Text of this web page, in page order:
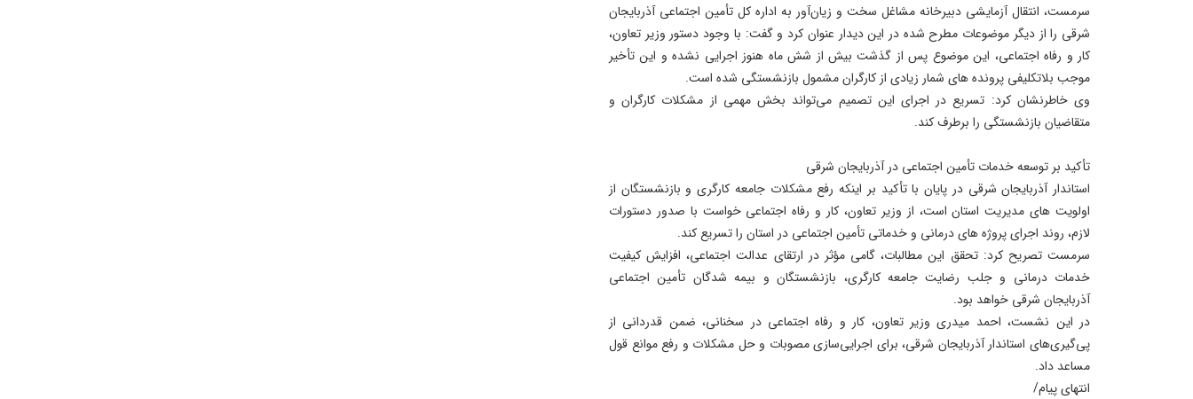
سرمست، انتقال آزمایشی دبیرخانه مشاغل سخت و زیان‌آور به اداره کل تأمین اجتماعی آذربایجان
شرقی را از دیگر موضوعات مطرح شده در این دیدار عنوان کرد و گفت: با وجود دستور وزیر تعاون،
کار و رفاه اجتماعی، این موضوع پس از گذشت بیش از شش ماه هنوز اجرایی نشده و این تأخیر
موجب بلاتکلیفی پرونده‌ های شمار زیادی از کارگران مشمول بازنشستگی شده است.
وی خاطرنشان کرد: تسریع در اجرای این تصمیم می‌تواند بخش مهمی از مشکلات کارگران و
متقاضیان بازنشستگی را برطرف کند.
تأکید بر توسعه خدمات تأمین اجتماعی در آذربایجان شرقی
استاندار آذربایجان شرقی در پایان با تأکید بر اینکه رفع مشکلات جامعه کارگری و بازنشستگان از
اولویت‌ های مدیریت استان است، از وزیر تعاون، کار و رفاه اجتماعی خواست با صدور دستورات
لازم، روند اجرای پروژه‌ های درمانی و خدماتی تأمین اجتماعی در استان را تسریع کند.
سرمست تصریح کرد: تحقق این مطالبات، گامی مؤثر در ارتقای عدالت اجتماعی، افزایش کیفیت
خدمات درمانی و جلب رضایت جامعه کارگری، بازنشستگان و بیمه‌ شدگان تأمین اجتماعی
آذربایجان شرقی خواهد بود.
در این نشست، احمد میدری وزیر تعاون، کار و رفاه اجتماعی در سخنانی، ضمن قدردانی از
پی‌گیری‌های استاندار آذربایجان شرقی، برای اجرایی‌سازی مصوبات و حل مشکلات و رفع موانع قول
مساعد داد.
انتهای پیام/